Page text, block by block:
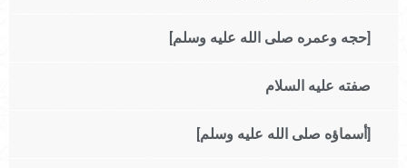
[حجه وعمره صلى الله عليه وسلم]
صفته عليه السلام
[أسماؤه صلى الله عليه وسلم]